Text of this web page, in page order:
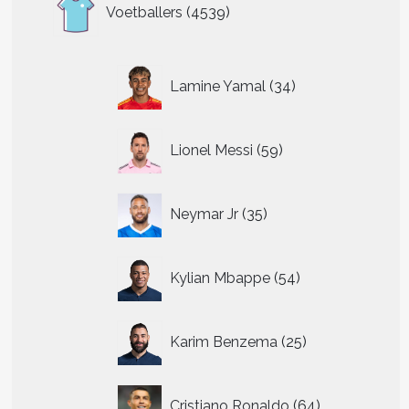
Voetballers 4539
producten
Lamine Yamal 34
producten
Lionel Messi 59
producten
Neymar Jr 35
producten
Kylian Mbappe 54
producten
Karim Benzema 25
producten